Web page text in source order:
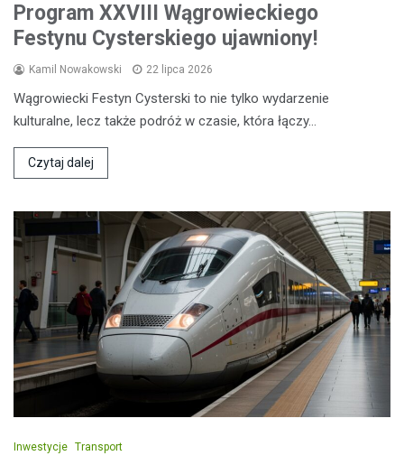
Program XXVIII Wągrowieckiego
Festynu Cysterskiego ujawniony!
Kamil Nowakowski 22 lipca 2026
Wągrowiecki Festyn Cysterski to nie tylko wydarzenie
kulturalne, lecz także podróż w czasie, która łączy…
Czytaj dalej
Inwestycje Transport